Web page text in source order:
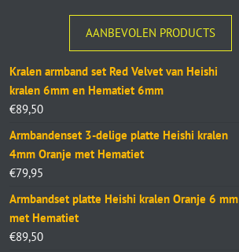
AANBEVOLEN PRODUCTS
Kralen armband set Red Velvet van Heishi
kralen 6mm en Hematiet 6mm
€89,50
Armbandenset 3-delige platte Heishi kralen
4mm Oranje met Hematiet
€79,95
Armbandset platte Heishi kralen Oranje 6 mm
met Hematiet
€89,50